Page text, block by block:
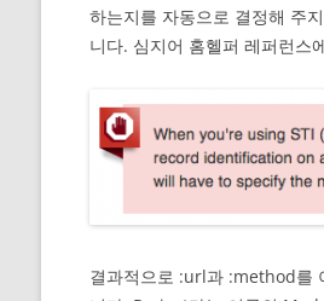
하는지를 자동으로 결정해 주
니다. 심지어 홈헬퍼 레퍼런스
결과적으로 :url과 :method를